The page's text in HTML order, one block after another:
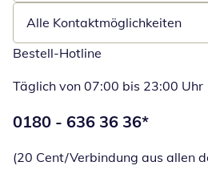
Alle Kontaktmöglichkeiten
Bestell-Hotline
Täglich von 07:00 bis 23:00 Uhr
Telefonnummer:
0180 - 636 36 36*
(20 Cent/Verbindung aus allen